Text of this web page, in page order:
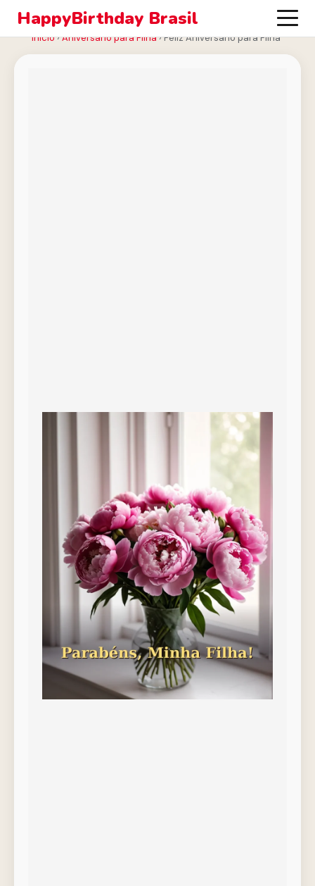
HappyBirthday Brasil
Início›Aniversário para Filha›Feliz Aniversário para Filha